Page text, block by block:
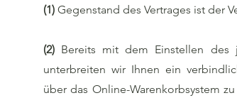
(1) Gegenstand des Vertrages ist der
(2) Bereits mit dem Einstellen des
unterbreiten wir Ihnen ein
über das Online-Warenkorbsystem